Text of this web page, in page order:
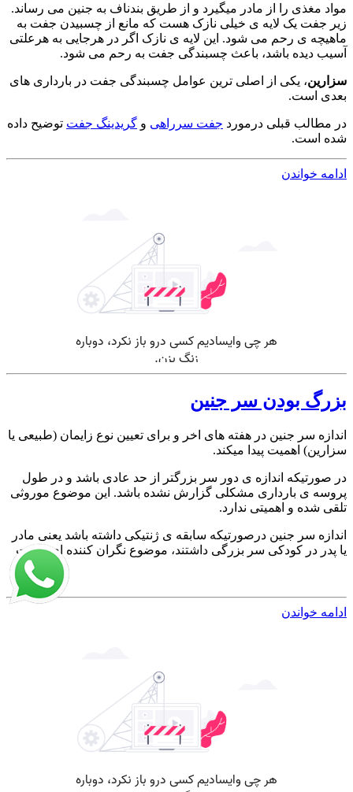
مواد مغذی را از مادر میگیرد و از طریق بندناف به جنین می رساند.
زیر جفت یک لایه ی خیلی نازک هست که مانع از چسبیدن جفت به
ماهیچه ی رحم می شود. این لایه ی نازک اگر در هرجایی به هرعلتی
آسیب دیده باشد، باعث چسبندگی جفت به رحم می شود.
سزارین، یکی از اصلی ترین عوامل چسبندگی جفت در بارداری های
بعدی است.
در مطالب قبلی درمورد جفت سرراهی و گریدینگ جفت توضیح داده
شده است.
ادامه خواندن
بزرگ بودن سر جنین
اندازه سر جنین در هفته های اخر و برای تعیین نوع زایمان (طبیعی یا
سزارین) اهمیت پیدا میکند.
در صورتیکه اندازه ی دور سر بزرگتر از حد عادی باشد و در طول
پروسه ی بارداری مشکلی گزارش نشده باشد. این موضوع موروثی
تلقی شده و اهمیتی ندارد.
اندازه سر جنین درصورتیکه سابقه ی ژنتیکی داشته باشد یعنی مادر
یا پدر در کودکی سر بزرگی داشتند، موضوع نگران کننده ای نیست
ادامه خواندن